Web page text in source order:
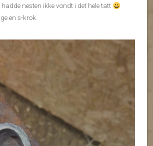
nesten ikke vondt i det hele tatt
en s-krok.